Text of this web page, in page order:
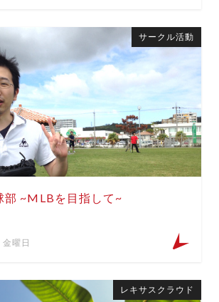
部 ~MLBを目指して~
曜日
サークル活動
レキサスクラウド